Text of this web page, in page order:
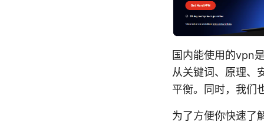
国内能使用的vpn
从关键词、原理、
平衡。同时，我们
为了方便你快速了